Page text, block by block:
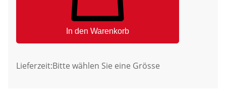
In den Warenkorb
Lieferzeit:Bitte wählen Sie eine Grösse